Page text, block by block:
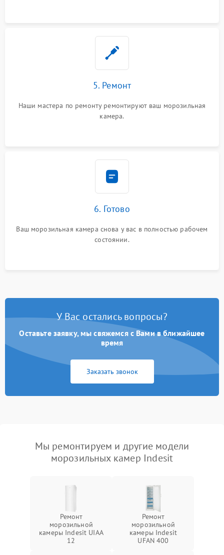
5. Ремонт
Наши мастера по ремонту ремонтируют ваш морозильная
камера.
6. Готово
Ваш морозильная камера снова у вас в полностью рабочем
состоянии.
У Вас остались вопросы?
Оставьте заявку, мы свяжемся с Вами в ближайшее
время
Заказать звонок
Мы ремонтируем и другие модели
морозильных камер Indesit
Ремонт
морозильной
камеры Indesit UIAA
12
Ремонт
морозильной
камеры Indesit
UFAN 400